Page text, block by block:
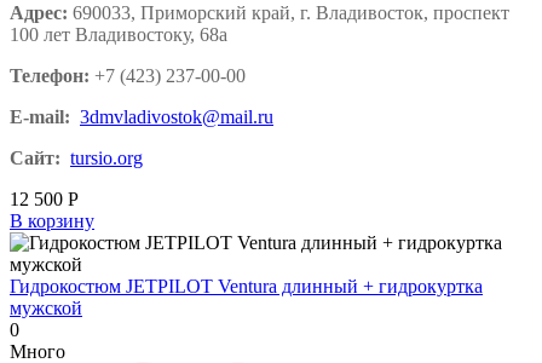
Адрес: 690033, Приморский край, г. Владивосток, проспект
100 лет Владивостоку, 68а
Телефон: +7 (423) 237-00-00
E-mail: 3dmvladivostok@mail.ru
Сайт: tursio.org
12 500 Р
В корзину
Гидрокостюм JETPILOT Ventura длинный + гидрокуртка
мужской
0
Много